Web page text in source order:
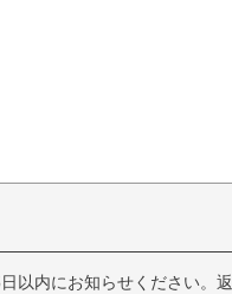
以内にお知らせください。返